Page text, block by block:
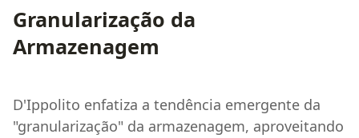
Granularização da
Armazenagem
D'Ippolito enfatiza a tendência emergente da
"granularização" da armazenagem, aproveitando